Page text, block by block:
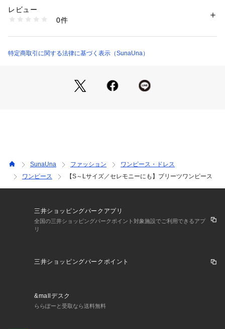
やわらかく程よい透け感のあるシフォン素材が軽やかで女性ら
【着こなしポイント】
※照明の関係により、実際よりも色味が違って見える場合があ
若干製品と画像のカラーが異なる場合もございます。
商品番号：
K92-55125 （ショップ）
レビュー
0件
特定商取引に関する法律に基づく表示（SunaUna）
SunaUna ファッション
ワンピース・ドレス
ワンピース
【S～Lサイズ／セレモニーにも】プリーツワンピース
三井ショッピングパークアプリ
全国の三井ショッピングパークポイント対象施設でご利用できるアプ
リ
三井ショッピングパークポイント
&mallデスク
ららぽーと受取なら送料無料